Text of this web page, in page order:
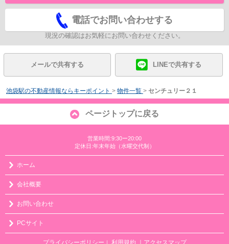
電話でお問い合わせする
現況の確認はお気軽にお問い合わせください。
メールで共有する LINEで共有する
池袋駅の不動産情報ならキーポイント > 物件一覧 > センチュリー２１
ページトップに戻る
営業時間:9:30ー20:00
定休日:年末年始（水曜交代制）
ホーム
会社概要
お問い合わせ
PCサイト